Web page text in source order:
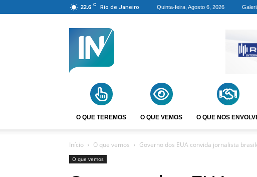
22.6 C Rio de Janeiro Quinta-feira, Agosto 6, 2026
O QUE TEREMOS O QUE VEMOS O QUE NOS
Início O que vemos Governo dos EUA convida jornalista
O que vemos